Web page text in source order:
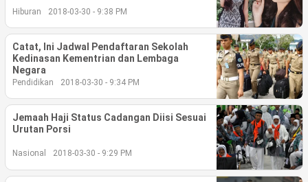
More
Disclaimer
Hiburan 2018-03-30 - 9:38 PM
Catat, Ini Jadwal Pendaftaran Sekolah
Kedinasan Kementrian dan Lembaga
Negara
Pendidikan 2018-03-30 - 9:34 PM
Jemaah Haji Status Cadangan Diisi Sesuai
Urutan Porsi
Nasional 2018-03-30 - 9:29 PM